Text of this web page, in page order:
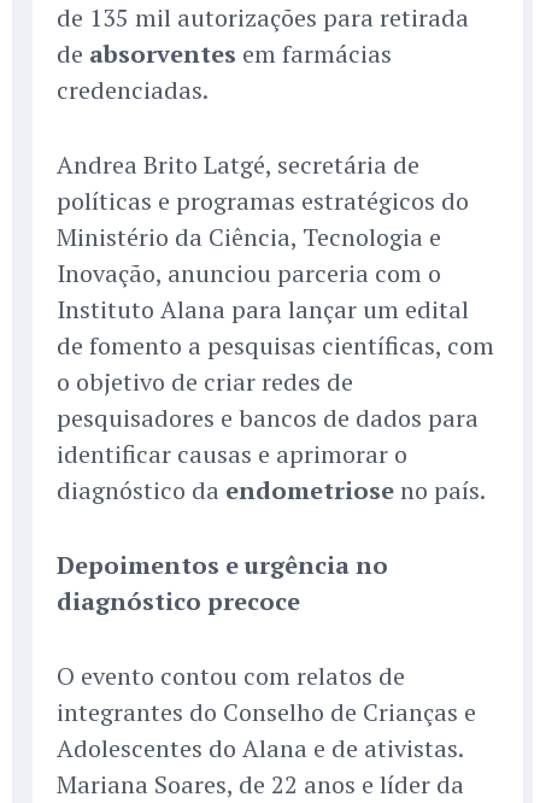
de 135 mil autorizações para retirada
de absorventes em farmácias
credenciadas.
Andrea Brito Latgé, secretária de
políticas e programas estratégicos do
Ministério da Ciência, Tecnologia e
Inovação, anunciou parceria com o
Instituto Alana para lançar um edital
de fomento a pesquisas científicas, com
o objetivo de criar redes de
pesquisadores e bancos de dados para
identificar causas e aprimorar o
diagnóstico da endometrioseno país.
Depoimentos e urgência no
diagnóstico precoce
O evento contou com relatos de
integrantes do Conselho de Crianças e
Adolescentes do Alana e de ativistas.
Mariana Soares, de 22 anos e líder da